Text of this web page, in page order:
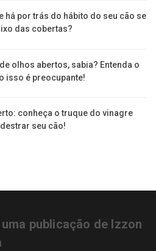
há por trás do hábito do seu cão se
das cobertas?
olhos abertos, sabia? Entenda o
isso é preocupante!
conheça o truque do vinagre
seu cão!
publicação de Izzon